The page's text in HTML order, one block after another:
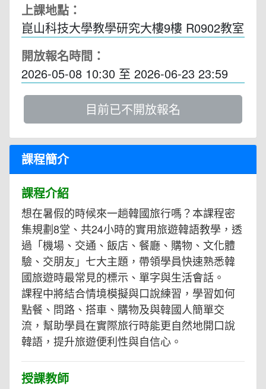
上課地點：
崑山科技大學教學研究大樓9樓 R0902教室
開放報名時間：
2026-05-08 10:30 至 2026-06-23 23:59
目前已不開放報名
課程簡介
課程介紹
想在暑假的時候來一趟韓國旅行嗎？本課程密
集規劃8堂、共24小時的實用旅遊韓語教學，透
過「機場、交通、飯店、餐廳、購物、文化體
驗、交朋友」七大主題，帶領學員快速熟悉韓
國旅遊時最常見的標示、單字與生活會話。
課程中將結合情境模擬與口說練習，學習如何
點餐、問路、搭車、購物及與韓國人簡單交
流，幫助學員在實際旅行時能更自然地開口說
韓語，提升旅遊便利性與自信心。
授課教師